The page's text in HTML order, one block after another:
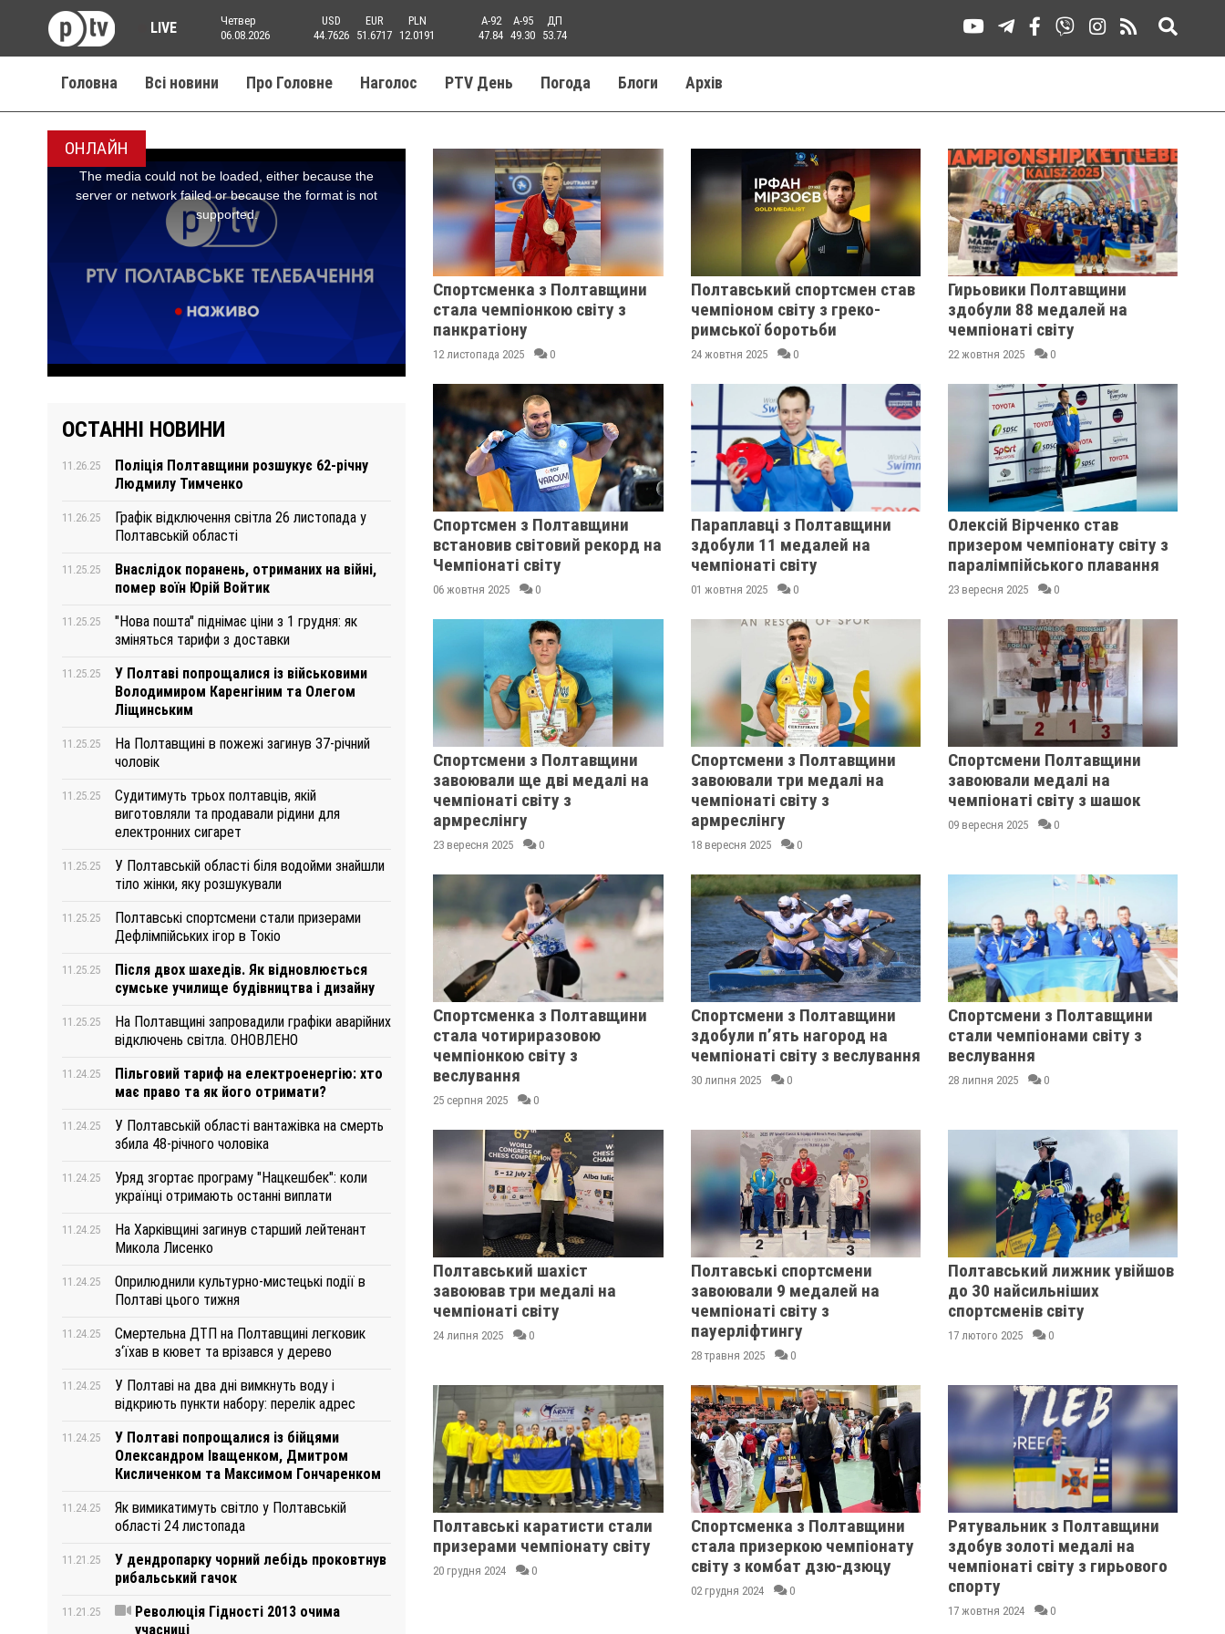
LIVE
Четвер
06.08.2026
USD
44.7626
EUR
51.6717
PLN
12.0191
A-92
47.84
A-95
49.30
ДП
53.74
Головна Всі новини Про Головне Наголос PTV День Погода Блоги Aрхів
ОНЛАЙН
ОСТАННІ НОВИНИ
11.26.25
Поліція Полтавщини розшукує 62-річну
Людмилу Тимченко
11.26.25
Графік відключення світла 26 листопада у
Полтавській області
11.25.25
Внаслідок поранень, отриманих на війні,
помер воїн Юрій Войтик
11.25.25
"Нова пошта" піднімає ціни з 1 грудня: як
зміняться тарифи з доставки
11.25.25
У Полтаві попрощалися із військовими
Володимиром Каренгіним та Олегом
Ліщинським
11.25.25
На Полтавщині в пожежі загинув 37-річний
чоловік
11.25.25
Судитимуть трьох полтавців, якій
виготовляли та продавали рідини для
електронних сигарет
11.25.25
У Полтавській області біля водойми знайшли
тіло жінки, яку розшукували
11.25.25
Полтавські спортсмени стали призерами
Дефлімпійських ігор в Токіо
11.25.25
Після двох шахедів. Як відновлюється
сумське училище будівництва і дизайну
11.25.25
На Полтавщині запровадили графіки аварійних
відключень світла. ОНОВЛЕНО
11.24.25
Пільговий тариф на електроенергію: хто
має право та як його отримати?
11.24.25
У Полтавській області вантажівка на смерть
збила 48-річного чоловіка
11.24.25
Уряд згортає програму "Нацкешбек": коли
українці отримають останні виплати
11.24.25
На Харківщині загинув старший лейтенант
Микола Лисенко
11.24.25
Оприлюднили культурно-мистецькі події в
Полтаві цього тижня
11.24.25
Смертельна ДТП на Полтавщині легковик
з‘їхав в кювет та врізався у дерево
11.24.25
У Полтаві на два дні вимкнуть воду і
відкриють пункти набору: перелік адрес
11.24.25
У Полтаві попрощалися із бійцями
Олександром Іващенком, Дмитром
Кисличенком та Максимом Гончаренком
11.24.25
Як вимикатимуть світло у Полтавській
області 24 листопада
11.21.25
У дендропарку чорний лебідь проковтнув
рибальський гачок
11.21.25
Революція Гідності 2013 очима
учасниці
Спортсменка з Полтавщини
стала чемпіонкою світу з
панкратіону
12 листопада 2025 0
Полтавський спортсмен став
чемпіоном світу з греко-
римської боротьби
24 жовтня 2025 0
Гирьовики Полтавщини
здобули 88 медалей на
чемпіонаті світу
22 жовтня 2025 0
Спортсмен з Полтавщини
встановив світовий рекорд на
Чемпіонаті світу
06 жовтня 2025 0
Параплавці з Полтавщини
здобули 11 медалей на
чемпіонаті світу
01 жовтня 2025 0
Олексій Вірченко став
призером чемпіонату світу з
паралімпійського плавання
23 вересня 2025 0
Спортсмени з Полтавщини
завоювали ще дві медалі на
чемпіонаті світу з
армреслінгу
23 вересня 2025 0
Спортсмени з Полтавщини
завоювали три медалі на
чемпіонаті світу з
армреслінгу
18 вересня 2025 0
Спортсмени Полтавщини
завоювали медалі на
чемпіонаті світу з шашок
09 вересня 2025 0
Спортсменка з Полтавщини
стала чотириразовою
чемпіонкою світу з
веслування
25 серпня 2025 0
Спортсмени з Полтавщини
здобули п’ять нагород на
чемпіонаті світу з веслування
30 липня 2025 0
Спортсмени з Полтавщини
стали чемпіонами світу з
веслування
28 липня 2025 0
Полтавський шахіст
завоював три медалі на
чемпіонаті світу
24 липня 2025 0
Полтавські спортсмени
завоювали 9 медалей на
чемпіонаті світу з
пауерліфтингу
28 травня 2025 0
Полтавський лижник увійшов
до 30 найсильніших
спортсменів світу
17 лютого 2025 0
Полтавські каратисти стали
призерами чемпіонату світу
20 грудня 2024 0
Спортсменка з Полтавщини
стала призеркою чемпіонату
світу з комбат дзю-дзюцу
02 грудня 2024 0
Рятувальник з Полтавщини
здобув золоті медалі на
чемпіонаті світу з гирьового
спорту
17 жовтня 2024 0